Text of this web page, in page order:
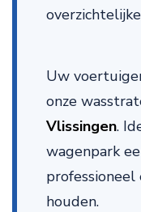
Uw
onze
Vlissingen.
wagenpark
houden.